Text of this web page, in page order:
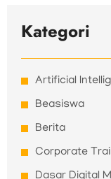
Kategori
Artificial
Beasiswa
Berita
Corporate